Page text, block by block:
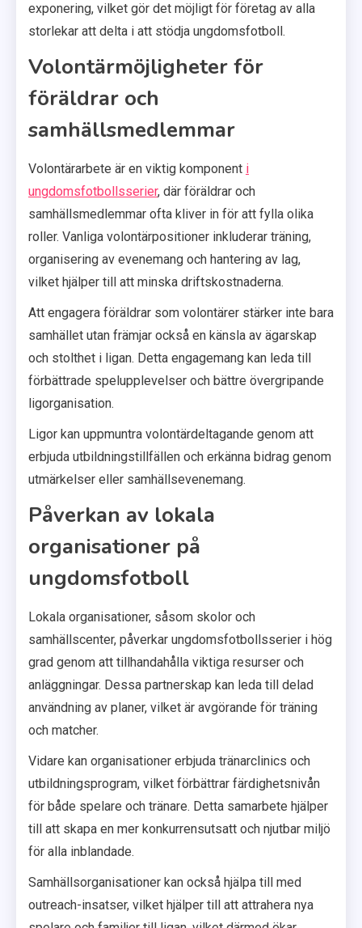
exponering, vilket gör det möjligt för företag av alla
storlekar att delta i att stödja ungdomsfotboll.
Volontärmöjligheter för
föräldrar och
samhällsmedlemmar
Volontärarbete är en viktig komponent i
ungdomsfotbollsserier, där föräldrar och
samhällsmedlemmar ofta kliver in för att fylla olika
roller. Vanliga volontärpositioner inkluderar träning,
organisering av evenemang och hantering av lag,
vilket hjälper till att minska driftskostnaderna.
Att engagera föräldrar som volontärer stärker inte bara
samhället utan främjar också en känsla av ägarskap
och stolthet i ligan. Detta engagemang kan leda till
förbättrade spelupplevelser och bättre övergripande
ligorganisation.
Ligor kan uppmuntra volontärdeltagande genom att
erbjuda utbildningstillfällen och erkänna bidrag genom
utmärkelser eller samhällsevenemang.
Påverkan av lokala
organisationer på
ungdomsfotboll
Lokala organisationer, såsom skolor och
samhällscenter, påverkar ungdomsfotbollsserier i hög
grad genom att tillhandahålla viktiga resurser och
anläggningar. Dessa partnerskap kan leda till delad
användning av planer, vilket är avgörande för träning
och matcher.
Vidare kan organisationer erbjuda tränarclinics och
utbildningsprogram, vilket förbättrar färdighetsnivån
för både spelare och tränare. Detta samarbete hjälper
till att skapa en mer konkurrensutsatt och njutbar miljö
för alla inblandade.
Samhällsorganisationer kan också hjälpa till med
outreach-insatser, vilket hjälper till att attrahera nya